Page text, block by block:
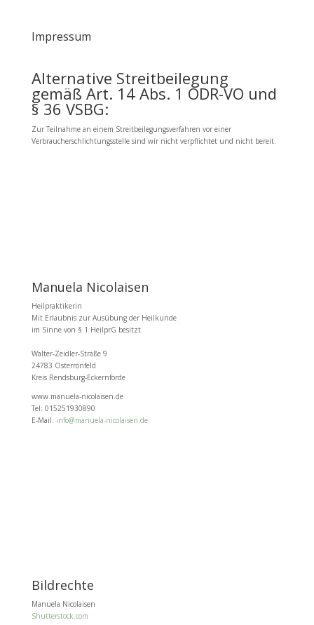
Impressum
Alternative Streitbeilegung
gemäß Art. 14 Abs. 1 ODR-VO und
§ 36 VSBG:
Zur Teilnahme an einem Streitbeilegungsverfahren vor einer
Verbraucherschlichtungsstelle sind wir nicht verpflichtet und nicht bereit.
Manuela Nicolaisen
Heilpraktikerin
Mit Erlaubnis zur Ausübung der Heilkunde
im Sinne von § 1 HeilprG besitzt
Walter-Zeidler-Straße 9
24783 Osterrönfeld
Kreis Rendsburg-Eckernförde
www.manuela-nicolaisen.de
Tel: 015251930890
E-Mail: info@manuela-nicolaisen.de
Bildrechte
Manuela Nicolaisen
Shutterstock.com